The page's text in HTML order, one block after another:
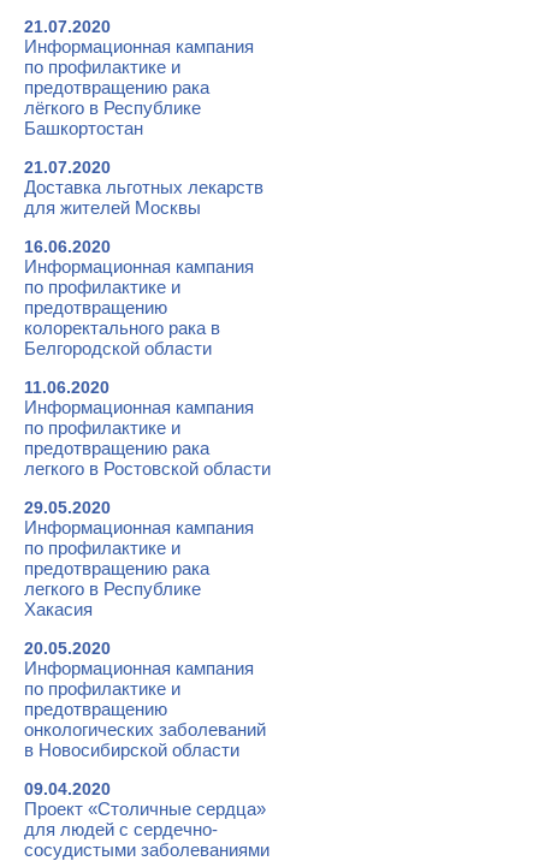
21.07.2020
Информационная кампания
по профилактике и
предотвращению рака
лёгкого в Республике
Башкортостан
21.07.2020
Доставка льготных лекарств
для жителей Москвы
16.06.2020
Информационная кампания
по профилактике и
предотвращению
колоректального рака в
Белгородской области
11.06.2020
Информационная кампания
по профилактике и
предотвращению рака
легкого в Ростовской области
29.05.2020
Информационная кампания
по профилактике и
предотвращению рака
легкого в Республике
Хакасия
20.05.2020
Информационная кампания
по профилактике и
предотвращению
онкологических заболеваний
в Новосибирской области
09.04.2020
Проект «Столичные сердца»
для людей с сердечно-
сосудистыми заболеваниями